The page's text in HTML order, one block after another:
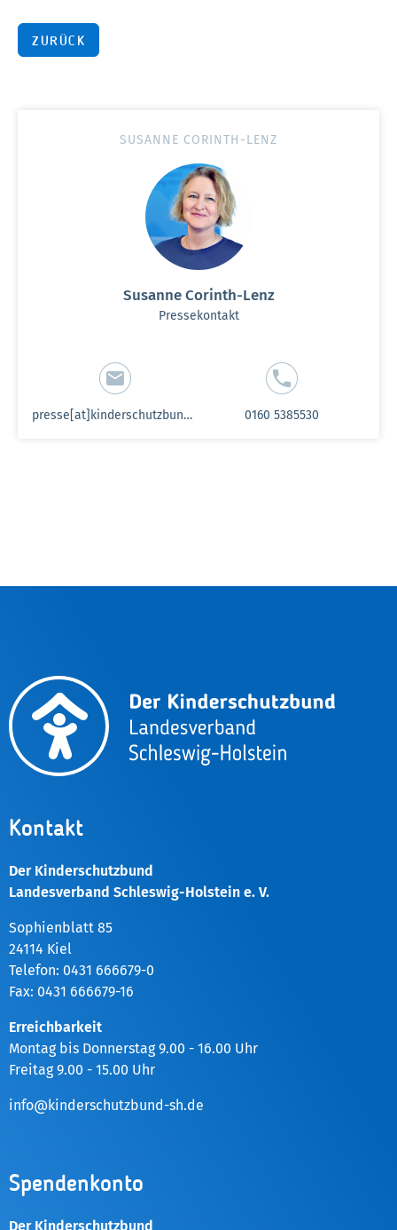
ZURÜCK
SUSANNE CORINTH-LENZ
Susanne Corinth-Lenz
Pressekontakt
presse[at]kinderschutzbund-sh.de 0160 5385530
Kontakt
Der Kinderschutzbund
Landesverband Schleswig-Holstein e. V.
Sophienblatt 85
24114 Kiel
Telefon: 0431 666679-0
Fax: 0431 666679-16
Erreichbarkeit
Montag bis Donnerstag 9.00 - 16.00 Uhr
Freitag 9.00 - 15.00 Uhr
info@kinderschutzbund-sh.de
Spendenkonto
Der Kinderschutzbund